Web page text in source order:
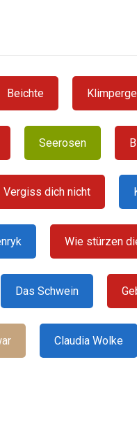
Beichte
Seerosen
Vergiss dich nicht
Wie stürzen
Das Schwein
Claudia Wolke